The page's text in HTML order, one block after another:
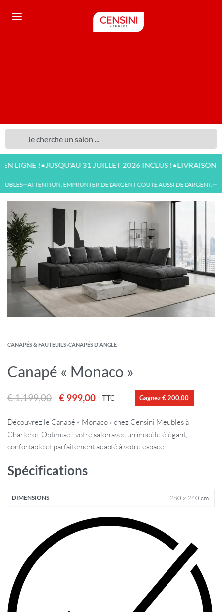
! •JUSQU'AU 31 JUILLET 2026 INCLUS !•LIVRAISON
—ATTENTION, EMPRUNTER DE L'ARGENT COÛTE AUSSI DE L'ARGENT.—
CANAPÉS & FAUTEUILS›CANAPÉS D'ANGLE
Canapé « Monaco »
€1.199,00 € 999,00 TTC Gagnez € 200,00
Découvrez le Canapé « Monaco » chez Censini Meubles à
Charleroi. Optimisez votre salon avec un modèle élégant,
confortable et parfaitement adapté à votre espace.
Spécifications
DIMENSIONS 280 x 240 cm